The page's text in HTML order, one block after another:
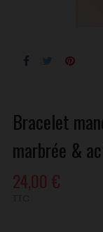
Bracelet
marbrée &
24,00 €